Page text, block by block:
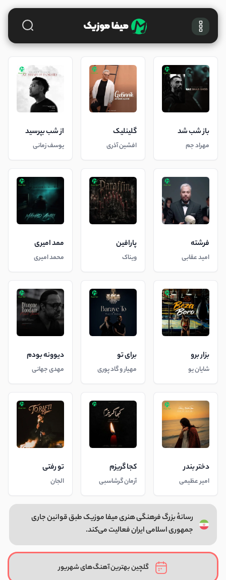
باز شب شد
مهراد جم
گلینلیک
افشین آذری
از شب بپرسید
یوسف زمانی
فرشته
امید عقابی
پارافین
ویناک
ممد امیری
محمد امیری
بزار برو
شایان یو
برای تو
مهیار و گاد پوری
دیوونه بودم
مهدی جهانی
دختر بندر
امیر عظیمی
کجا گریزم
آرمان گرشاسبی
تو رفتی
الجان
رسانهٔ بزرگ فرهنگی هنری میفا موزیک طبق قوانین جاری
جمهوری اسلامی ایران فعالیت می‌کند.
گلچین بهترین آهنگ‌های شهریور